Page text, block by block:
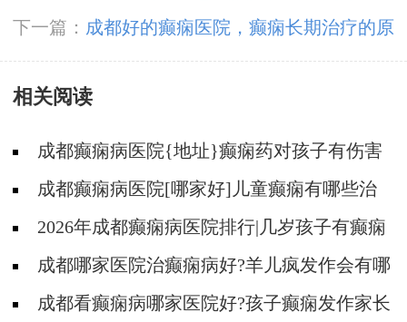
下一篇： 成都好的癫痫医院，癫痫长期治疗的原
因是什么?
相关阅读
成都癫痫病医院{地址}癫痫药对孩子有伤害
吗?成都癫痫病医院[哪家好]儿童癫痫有哪些治
疗方法?
2026年成都癫痫病医院排行|几岁孩子有癫痫
家长应该做好哪些护理？
成都哪家医院治癫痫病好?羊儿疯发作会有哪
些症状?
成都看癫痫病哪家医院好?孩子癫痫发作家长